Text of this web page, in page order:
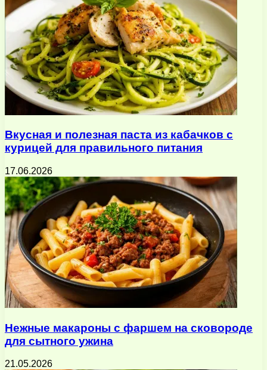
Вкусная и полезная паста из кабачков с
курицей для правильного питания
17.06.2026
Нежные макароны с фаршем на сковороде
для сытного ужина
21.05.2026